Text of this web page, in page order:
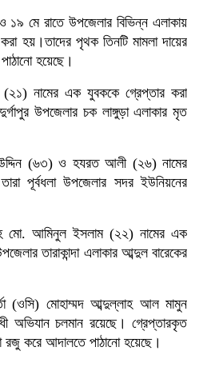
মে রাতে উপজেলার বিভিন্ন এলাকায়
হয়।তাদের পৃথক তিনটি মামলা দায়ের
হয়েছে।
(২১) নামের এক যুবককে গ্রেপ্তার করা
উপজেলার চক লাঙ্গুড়া এলাকার মৃত
(৬৩) ও হযরত আলী (২৬) নামের
পূর্বধলা উপজেলার সদর ইউনিয়নের
মো. আমিনুল ইসলাম (২২) নামের এক
তারাকান্দা এলাকার আব্দুল বারেকের
(ওসি) মোহাম্মদ আব্দুল্লাহ আল মামুন
অভিযান চলমান রয়েছে। গ্রেপ্তারকৃত
রজু করে আদালতে পাঠানো হয়েছে।